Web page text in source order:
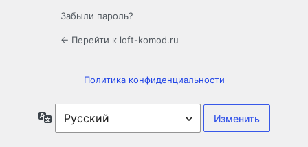
Забыли пароль?
← Перейти к loft-komod.ru
Политика конфиденциальности
Язык